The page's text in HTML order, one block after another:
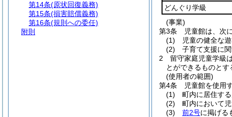
どんぐり学級
(事業)
第3条
児童館は、次
(1)
児童の健全な
(2)
子育て支援に
2
留守家庭児童学級
とができるものとす
(使用者の範囲)
第4条
児童館を使用
(1)
町内に居住す
(2)
町内において
(3)
前2号に掲げる
第14条(原状回復義務)
第15条(損害賠償義務)
第16条(規則への委任)
附則